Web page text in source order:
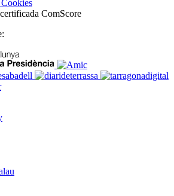
ComScore